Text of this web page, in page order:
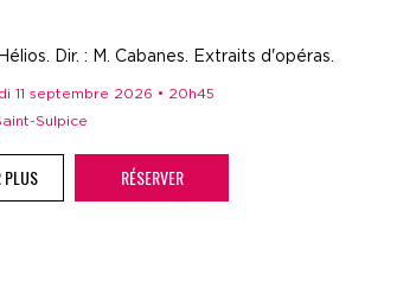
Dir. : M. Cabanes. Extraits d'opéras.
11 septembre 2026 • 20h45
Sulpice
PLUS RÉSERVER